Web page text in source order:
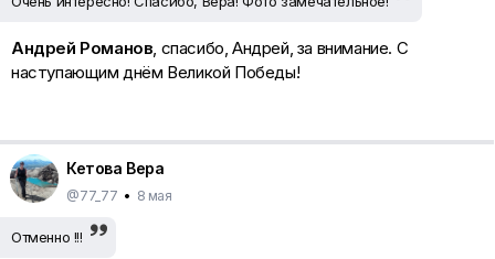
Андрей Романов, спасибо, Андрей, за внимание. С
наступающим днём Великой Победы!
Кетова Вера
@77_77 • 8 мая
Отменно !!!